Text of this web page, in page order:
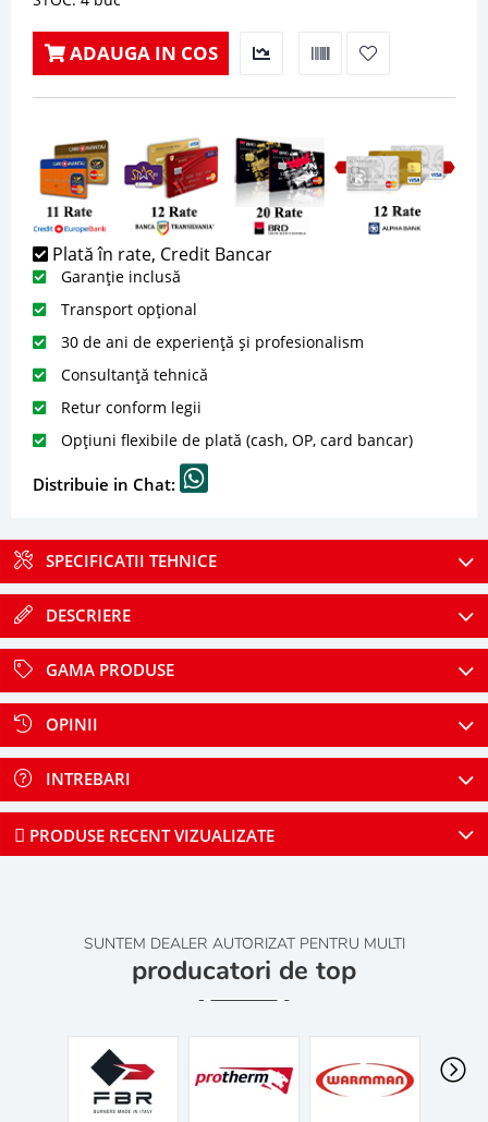
ADAUGA IN COS
Plată în rate, Credit Bancar
Garanție inclusă
Transport opțional
30 de ani de experiență și profesionalism
Consultanță tehnică
Retur conform legii
Opțiuni flexibile de plată (cash, OP, card bancar)
Distribuie in Chat:
SPECIFICATII TEHNICE
DESCRIERE
GAMA PRODUSE
OPINII
INTREBARI
PRODUSE RECENT VIZUALIZATE
SUNTEM DEALER AUTORIZAT PENTRU MULTI
producatori de top